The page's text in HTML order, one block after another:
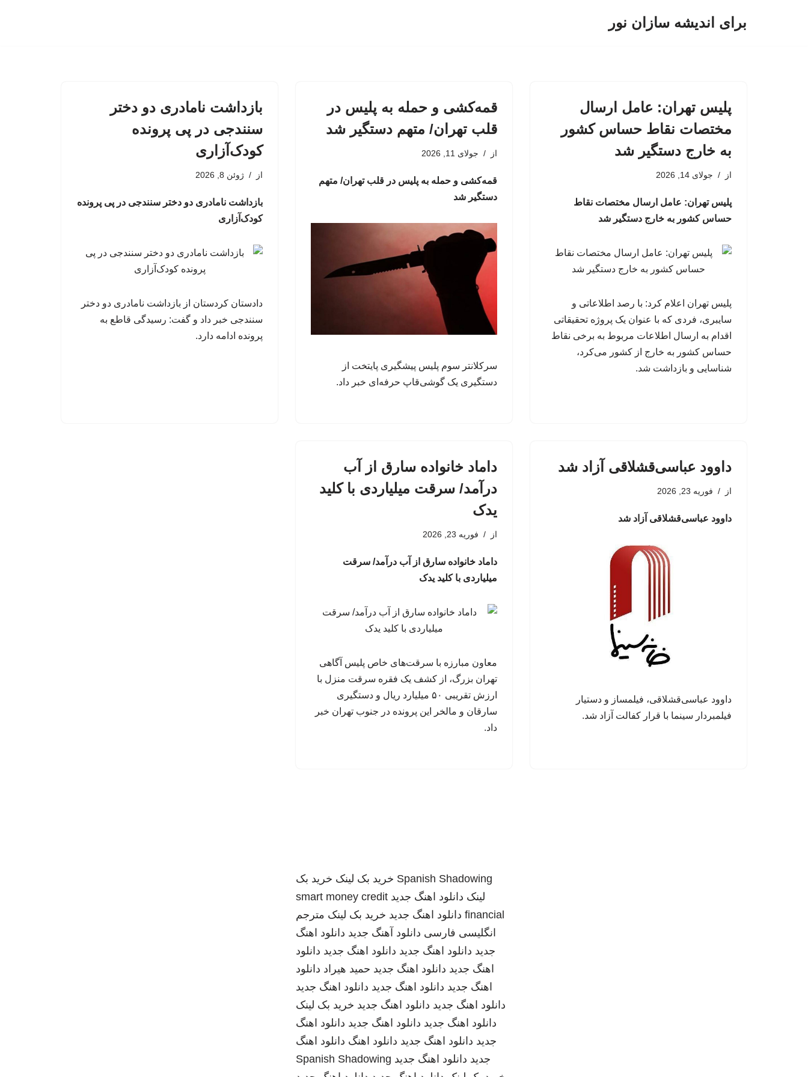
برای اندیشه سازان نور
پلیس تهران: عامل ارسال
مختصات نقاط حساس کشور
به خارج دستگیر شد
از جولای 14, 2026
پلیس تهران: عامل ارسال مختصات نقاط
حساس کشور به خارج دستگیر شد
پلیس تهران اعلام کرد: با رصد اطلاعاتی و
سایبری، فردی که با عنوان یک پروژه تحقیقاتی
اقدام به ارسال اطلاعات مربوط به برخی نقاط
حساس کشور به خارج از کشور می‌کرد،
شناسایی و بازداشت شد.
قمه‌کشی و حمله به پلیس در
قلب تهران/ متهم دستگیر شد
از جولای 11, 2026
قمه‌کشی و حمله به پلیس در قلب تهران/ متهم
دستگیر شد
سرکلانتر سوم پلیس پیشگیری پایتخت از
دستگیری یک گوشی‌قاپ حرفه‌ای خبر داد.
بازداشت نامادری دو دختر
سنندجی در پی پرونده
کودک‌آزاری
از ژوئن 8, 2026
بازداشت نامادری دو دختر سنندجی در پی پرونده
کودک‌آزاری
دادستان کردستان از بازداشت نامادری دو دختر
سنندجی خبر داد و گفت: رسیدگی قاطع به
پرونده ادامه دارد.
داوود عباسی‌قشلاقی آزاد شد
از فوریه 23, 2026
داوود عباسی‌قشلاقی آزاد شد
داوود عباسی‌قشلاقی، فیلمساز و دستیار
فیلمبردار سینما با قرار کفالت آزاد شد.
داماد خانواده سارق از آب
درآمد/ سرقت میلیاردی با کلید
یدک
از فوریه 23, 2026
داماد خانواده سارق از آب درآمد/ سرقت
میلیاردی با کلید یدک
معاون مبارزه با سرقت‌های خاص پلیس آگاهی
تهران بزرگ، از کشف یک فقره سرقت منزل با
ارزش تقریبی ۵۰ میلیارد ریال و دستگیری
سارقان و مالخر این پرونده در جنوب تهران خبر
داد.
Spanish Shadowing خرید بک لینک خرید بک
لینک دانلود اهنگ جدید smart money credit
financial دانلود اهنگ جدید خرید بک لینک مترجم
انگلیسی فارسی دانلود آهنگ جدید دانلود اهنگ
جدید دانلود اهنگ جدید دانلود اهنگ جدید دانلود
اهنگ جدید دانلود اهنگ جدید حمید هیراد دانلود
اهنگ جدید دانلود اهنگ جدید دانلود اهنگ جدید
دانلود اهنگ جدید دانلود اهنگ جدید خرید بک لینک
دانلود اهنگ جدید دانلود اهنگ جدید دانلود اهنگ
جدید دانلود اهنگ جدید دانلود اهنگ دانلود اهنگ
جدید دانلود اهنگ جدید Spanish Shadowing